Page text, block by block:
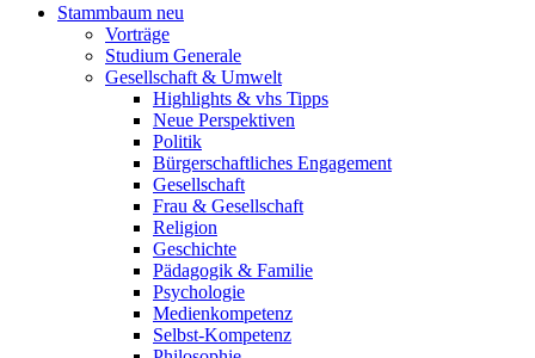
Stammbaum neu
Vorträge
Studium Generale
Gesellschaft & Umwelt
Highlights & vhs Tipps
Neue Perspektiven
Politik
Bürgerschaftliches Engagement
Gesellschaft
Frau & Gesellschaft
Religion
Geschichte
Pädagogik & Familie
Psychologie
Medienkompetenz
Selbst-Kompetenz